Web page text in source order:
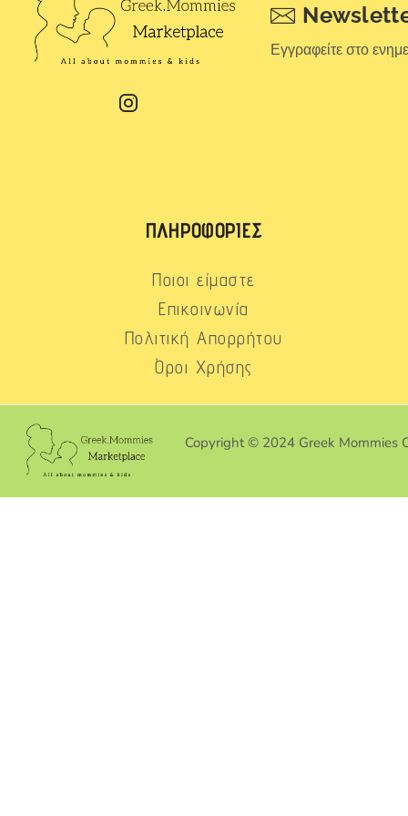
Εγγραφείτε στο
ΠΛΗΡΟΦΟΡΊΕΣ
Ποιοι είμαστε
Επικοινωνία
Πολιτική Απορρήτου
Όροι Χρήσης
Copyright © 2024 Greek Mommies